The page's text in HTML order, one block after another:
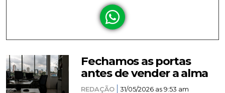
Fechamos as portas
antes de vender a alma
REDAÇÃO 31/05/2026 as 9:53 am